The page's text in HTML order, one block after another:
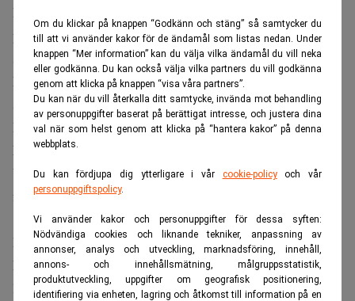
Om du klickar på knappen “Godkänn och stäng” så samtycker du
till att vi använder kakor för de ändamål som listas nedan. Under
knappen “Mer information” kan du välja vilka ändamål du vill neka
eller godkänna. Du kan också välja vilka partners du vill godkänna
genom att klicka på knappen “visa våra partners”.
Du kan när du vill återkalla ditt samtycke, invända mot behandling
av personuppgifter baserat på berättigat intresse, och justera dina
val när som helst genom att klicka på “hantera kakor” på denna
webbplats.
Du kan fördjupa dig ytterligare i vår cookie-policyoch vår
personuppgiftspolicy.
Vi använder kakor och personuppgifter för dessa syften:
Nödvändiga cookies och liknande tekniker, anpassning av
annonser, analys och utveckling, marknadsföring, innehåll,
annons- och innehållsmätning, målgruppsstatistik,
produktutveckling, uppgifter om geografisk positionering,
identifiering via enheten, lagring och åtkomst till information på en
kryptobranschen gått in i en ny fas. De mest spekulativa
projekten har försvunnit och investerarna har blivit mer
selektiva.
Läs också:Stablecoin – en fara för det ekonomiska
systemet? Realtid
Blockkedjetekniken har fått större legitimitet
Mathias Ruch
Valley Venture Capital, säger till schweiziskaBilanz att
förändringen inte behöver ses som ett misslyckande.
Enligt honom är en viktig skillnad jämfört med tidigare
kryptovintrar att blockkedjetekniken i dag har fått större
legitimitet.